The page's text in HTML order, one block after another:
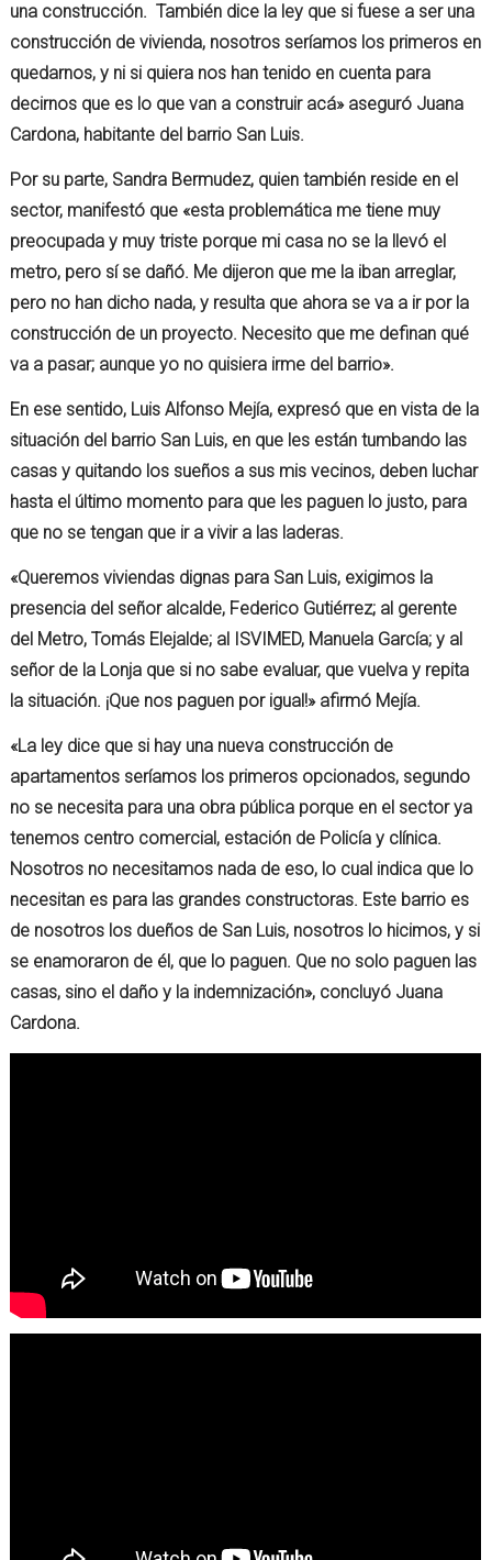
una construcción. También dice la ley que si fuese a ser una
construcción de vivienda, nosotros seríamos los primeros en
quedarnos, y ni si quiera nos han tenido en cuenta para
decirnos que es lo que van a construir acá» aseguró Juana
Cardona, habitante del barrio San Luis.
Por su parte, Sandra Bermudez, quien también reside en el
sector, manifestó que «esta problemática me tiene muy
preocupada y muy triste porque mi casa no se la llevó el
metro, pero sí se dañó. Me dijeron que me la iban arreglar,
pero no han dicho nada, y resulta que ahora se va a ir por la
construcción de un proyecto. Necesito que me definan qué
va a pasar; aunque yo no quisiera irme del barrio».
En ese sentido, Luis Alfonso Mejía, expresó que en vista de la
situación del barrio San Luis, en que les están tumbando las
casas y quitando los sueños a sus mis vecinos, deben luchar
hasta el último momento para que les paguen lo justo, para
que no se tengan que ir a vivir a las laderas.
«Queremos viviendas dignas para San Luis, exigimos la
presencia del señor alcalde, Federico Gutiérrez; al gerente
del Metro, Tomás Elejalde; al ISVIMED, Manuela García; y al
señor de la Lonja que si no sabe evaluar, que vuelva y repita
la situación. ¡Que nos paguen por igual!» afirmó Mejía.
«La ley dice que si hay una nueva construcción de
apartamentos seríamos los primeros opcionados, segundo
no se necesita para una obra pública porque en el sector ya
tenemos centro comercial, estación de Policía y clínica.
Nosotros no necesitamos nada de eso, lo cual indica que lo
necesitan es para las grandes constructoras. Este barrio es
de nosotros los dueños de San Luis, nosotros lo hicimos, y si
se enamoraron de él, que lo paguen. Que no solo paguen las
casas, sino el daño y la indemnización», concluyó Juana
Cardona.